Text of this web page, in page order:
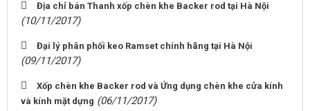
Địa chỉ bán Thanh xốp chèn khe Backer rod tại Hà Nội
(10/11/2017)
Đại lý phân phối keo Ramset chính hãng tại Hà Nội
(09/11/2017)
Xốp chèn khe Backer rod và Ứng dụng chèn khe cửa kính
và kính mặt dựng (06/11/2017)